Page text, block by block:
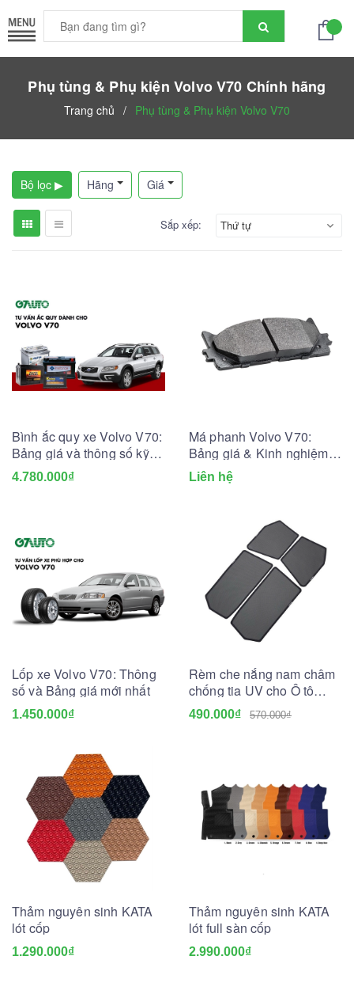
Phụ tùng & Phụ kiện Volvo V70 Chính hãng
Trang chủ / Phụ tùng & Phụ kiện Volvo V70
Bộ lọc ▶ Hãng Giá
Sắp xếp: Thứ tự
Bình ắc quy xe Volvo V70:
Bảng giá và thông số kỹ
thuật
4.780.000₫
Má phanh Volvo V70:
Bảng giá & Kinh nghiệm
thay lắp
Liên hệ
Lốp xe Volvo V70: Thông
số và Bảng giá mới nhất
1.450.000₫
Rèm che nắng nam châm
chống tia UV cho Ô tô
(May đo theo xe)
490.000₫ 570.000₫
Thảm nguyên sinh KATA
lót cốp
1.290.000₫
Thảm nguyên sinh KATA
lót full sàn cốp
2.990.000₫